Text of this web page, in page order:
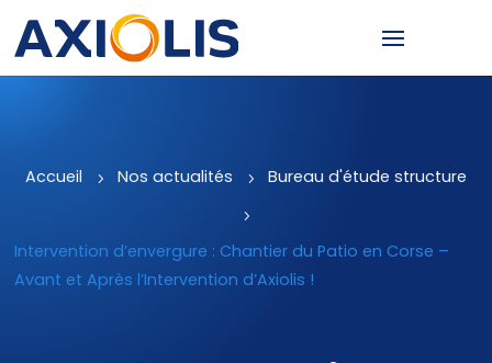
Accueil 5 Nos actualités 5 Bureau d'étude structure
5
Intervention d’envergure : Chantier du Patio en Corse –
Avant et Après l’Intervention d’Axiolis !